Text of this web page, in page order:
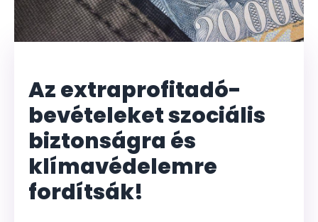
Az extraprofitadó-
bevételeket szociális
biztonságra és
klímavédelemre
fordítsák!